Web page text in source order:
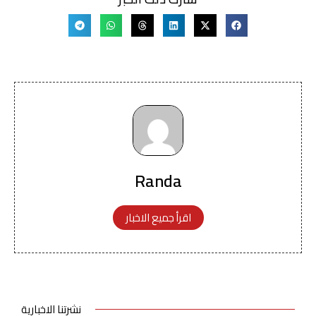
Randa
اقرأ جميع الاخبار
نشرتنا الاخبارية